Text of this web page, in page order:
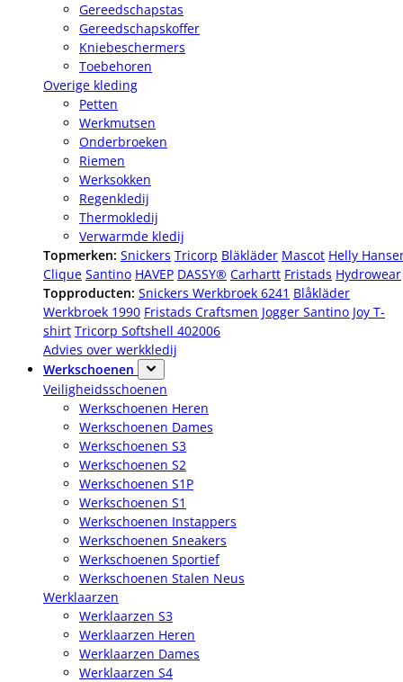
Gereedschapstas
Gereedschapskoffer
Kniebeschermers
Toebehoren
Overige kleding
Petten
Werkmutsen
Onderbroeken
Riemen
Werksokken
Regenkledij
Thermokledij
Verwarmde kledij
Topmerken: Snickers Tricorp Bläkläder Mascot Helly
Clique Santino HAVEP DASSY® Carhartt Fristads Hydrowear
Topproducten: Snickers Werkbroek 6241 Blåkläder
Werkbroek 1990 Fristads Craftsmen Jogger Santino Joy T-
shirt Tricorp Softshell 402006
Advies over werkkledij
Werkschoenen
Veiligheidsschoenen
Werkschoenen Heren
Werkschoenen Dames
Werkschoenen S3
Werkschoenen S2
Werkschoenen S1P
Werkschoenen S1
Werkschoenen Instappers
Werkschoenen Sneakers
Werkschoenen Sportief
Werkschoenen Stalen Neus
Werklaarzen
Werklaarzen S3
Werklaarzen Heren
Werklaarzen Dames
Werklaarzen S4